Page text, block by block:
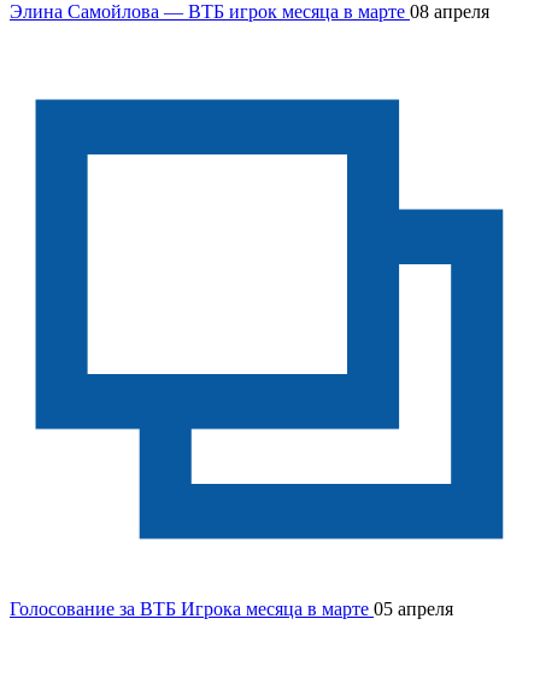
Элина Самойлова — ВТБ игрок месяца в марте 08 апреля
Голосование за ВТБ Игрока месяца в марте 05 апреля